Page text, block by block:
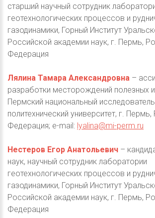
старший научный сотрудник
геотехнологических процессов и
газодинамики, Горный Институт
Российской академии наук, г. Пермь,
Федерация
Лялина Тамара Александровна –
разработки месторождений полезных
Пермский национальный
политехнический университет, г.
Федерация; e-mail: lyalina@mi-perm.ru
Нестеров Егор Анатольевич –
наук, научный сотрудник лаборатории
геотехнологических процессов и
газодинамики, Горный Институт
Российской академии наук, г. Пермь,
Федерация